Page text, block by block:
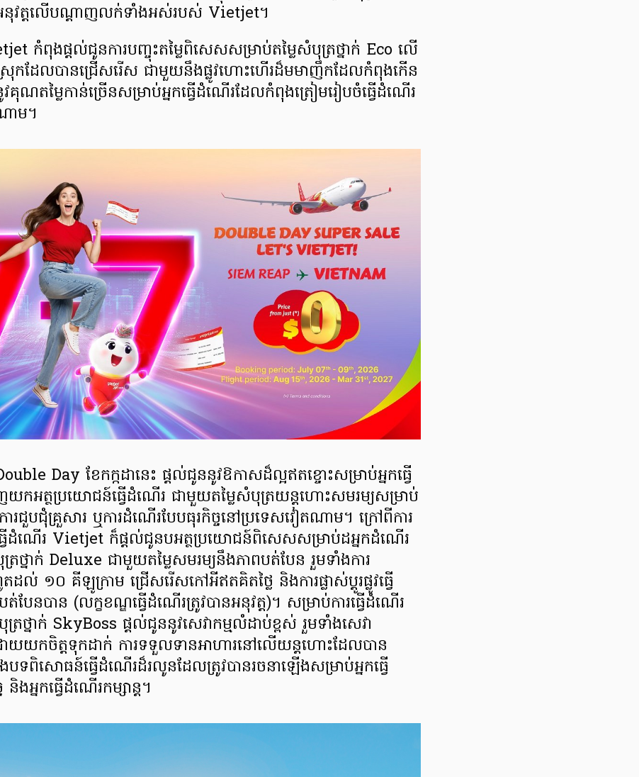
នុវត្តលើបណ្តាញលក់ទាំងអស់របស់ Vietjet។
កំពុងផ្តល់ជូនការបញ្ចុះតម្លៃពិសេសសម្រាប់តម្លៃសំបុត្រថ្នាក់ Eco លើ
ស្រុកដែលបានជ្រើសរើស ជាមួយនឹងផ្លូវហោះហើរដ៏មមាញឹកដែលកំពុងកើន
ណតម្លៃកាន់ច្រើនសម្រាប់អ្នកធ្វើដំណើរដែលកំពុងត្រៀមរៀបចំធ្វើដំណើរ
ាម។
Day ខែកក្កដានេះ ផ្តល់ជូននូវឱកាសដ៏ល្អឥតខ្ចោះសម្រាប់អ្នកធ្វើ
យកអត្ថប្រយោជន៍ធ្វើដំណើរ ជាមួយតម្លៃសំបុត្រយន្តហោះសមរម្យសម្រាប់
រជួបជុំគ្រួសារ ឬការដំណើរបែបធុរកិច្ចនៅប្រទេសវៀតណាម។ ក្រៅពីការ
វើដំណើរ Vietjet ក៏ផ្តល់ជូនបអត្ថប្រយោជន៍ពិសេសសម្រាប់ដអ្នកដំណើរ
ថ្នាក់ Deluxe ជាមួយតម្លៃសមរម្យនឹងភាពបត់បែន រួមទាំងការ
ដល់ ១០ គីឡូក្រាម ជ្រើសរើសកៅអីឥតគិតថ្លៃ និងការផ្លាស់ប្តូរផ្លូវធ្វើ
ែនបាន (លក្ខខណ្ឌធ្វើដំណើរត្រូវបានអនុវត្ត)។ សម្រាប់ការធ្វើដំណើរ
រថ្នាក់ SkyBoss ផ្តល់ជូននូវសេវាកម្មលំដាប់ខ្ពស់ រួមទាំងសេវា
យយកចិត្តទុកដាក់ ការទទួលទានអាហារនៅលើយន្តហោះដែលបាន
ទពិសោធន៍ធ្វើដំណើរដ៏រលូនដែលត្រូវបានរចនាឡើងសម្រាប់អ្នកធ្វើ
ងអ្នកធ្វើដំណើរកម្សាន្ត។